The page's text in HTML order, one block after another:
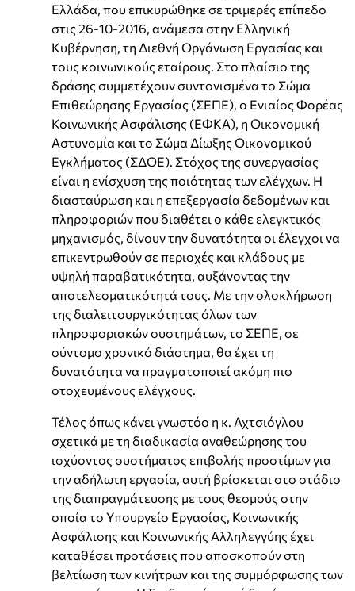
Ελλάδα, που επικυρώθηκε σε τριμερές επίπεδο
στις 26-10-2016, ανάμεσα στην Ελληνική
Κυβέρνηση, τη Διεθνή Οργάνωση Εργασίας και
τους κοινωνικούς εταίρους. Στο πλαίσιο της
δράσης συμμετέχουν συντονισμένα το Σώμα
Επιθεώρησης Εργασίας (ΣΕΠΕ), ο Ενιαίος Φορέας
Κοινωνικής Ασφάλισης (ΕΦΚΑ), η Οικονομική
Αστυνομία και το Σώμα Δίωξης Οικονομικού
Εγκλήματος (ΣΔΟΕ). Στόχος της συνεργασίας
είναι η ενίσχυση της ποιότητας των ελέγχων. Η
διασταύρωση και η επεξεργασία δεδομένων και
πληροφοριών που διαθέτει ο κάθε ελεγκτικός
μηχανισμός, δίνουν την δυνατότητα οι έλεγχοι να
επικεντρωθούν σε περιοχές και κλάδους με
υψηλή παραβατικότητα, αυξάνοντας την
αποτελεσματικότητά τους. Με την ολοκλήρωση
της διαλειτουργικότητας όλων των
πληροφοριακών συστημάτων, το ΣΕΠΕ, σε
σύντομο χρονικό διάστημα, θα έχει τη
δυνατότητα να πραγματοποιεί ακόμη πιο
οτοχευμένους ελέγχους.
Τέλος όπως κάνει γνωστόο η κ. Αχτσιόγλου
σχετικά με τη διαδικασία αναθεώρησης του
ισχύοντος συστήματος επιβολής προστίμων για
την αδήλωτη εργασία, αυτή βρίσκεται στο στάδιο
της διαπραγμάτευσης με τους θεσμούς στην
οποία το Υπουργείο Εργασίας, Κοινωνικής
Ασφάλισης και Κοινωνικής Αλληλεγγύης έχει
καταθέσει προτάσεις που αποσκοπούν στη
βελτίωση των κινήτρων και της συμμόρφωσης των